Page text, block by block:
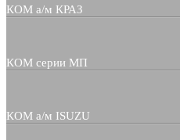
КОМ а/м КРАЗ
КОМ серии МП
КОМ а/м ISUZU